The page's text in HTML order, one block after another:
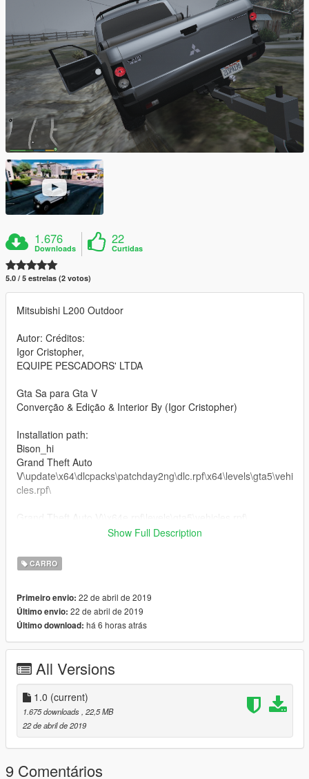
1.676
Downloads
22
Curtidas
5.0 / 5 estrelas (2 votos)
Mitsubishi L200 Outdoor
Autor: Créditos:
Igor Cristopher,
EQUIPE PESCADORS' LTDA
Gta Sa para Gta V
Converção & Edição & Interior By (Igor Cristopher)
Installation path:
Bison_hi
Grand Theft Auto
V\update\x64\dlcpacks\patchday2ng\dlc.rpf\x64\levels\gta5\vehi
cles.rpf\
Show Full Description
CARRO
Primeiro envio: 22 de abril de 2019
Último envio: 22 de abril de 2019
Último download: há 6 horas atrás
All Versions
1.0 (current)
1.675 downloads , 22,5 MB
22 de abril de 2019
9 Comentários